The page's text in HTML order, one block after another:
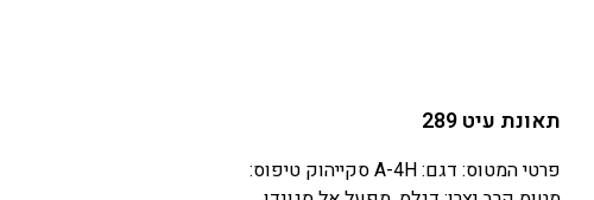
תאונת עיט 289
פרטי המטוס: דגם: A-4H סקייהוק טיפוס: